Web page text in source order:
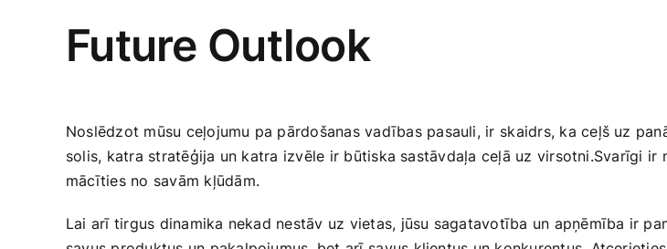
Future ​Outlook
Noslēdzot mūsu ceļojumu pa pārdošanas vadības pasauli, ir⁢ skaidrs, ka ceļš uz
solis, katra‌ stratēģija un katra izvēle ir būtiska sastāvdaļa ​ceļā uz virsotni.Svarīgi
‍mācīties no savām kļūdām.
Lai arī tirgus dinamika nekad nestāv uz​ vietas, jūsu sagatavotība un apņēmība ir